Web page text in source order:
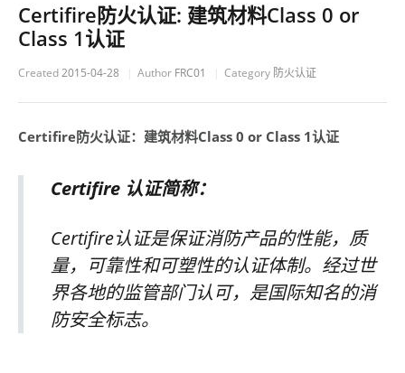
Certifire防火认证: 建筑材料Class 0 or
Class 1认证
Created2015-04-28 Author FRC01 Category 防火认证
Certifire防火认证：建筑材料Class 0 or Class 1认证
Certifire 认证简称：
Certifire认证是保证消防产品的性能，质
量，可靠性和可塑性的认证体制。经过世
界各地的监管部门认可，是国际知名的消
防安全标志。